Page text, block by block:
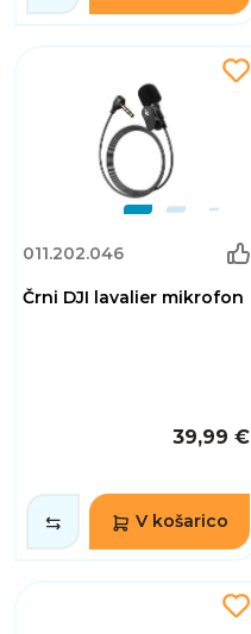
011.202.046
Črni DJI lavalier mikrofon
39,99 €
V košarico